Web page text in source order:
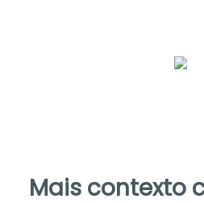
Mais contexto